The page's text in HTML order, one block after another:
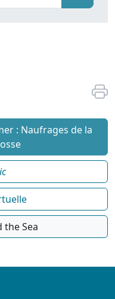
: Naufrages de la
the Sea